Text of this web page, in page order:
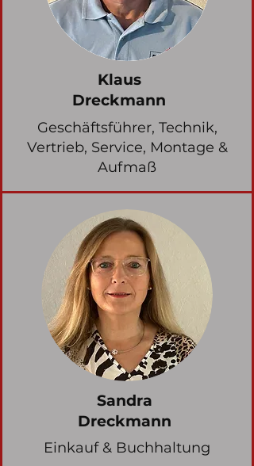
Klaus
Dreckmann
Geschäftsführer, Technik,
Vertrieb, Service, Montage &
Aufmaß
Sandra
Dreckmann
Einkauf & Buchhaltung